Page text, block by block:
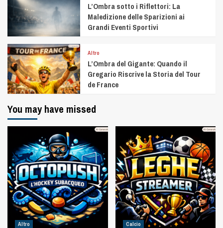
L’Ombra sotto i Riflettori: La
Maledizione delle Sparizioni ai
Grandi Eventi Sportivi
Altro
L’Ombra del Gigante: Quando il
Gregario Riscrive la Storia del Tour
de France
You may have missed
Altro Calcio